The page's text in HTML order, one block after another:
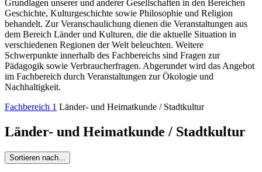
Grundlagen unserer und anderer Gesellschaften in den Bereichen
Geschichte, Kulturgeschichte sowie Philosophie und Religion
behandelt. Zur Veranschaulichung dienen die Veranstaltungen aus
dem Bereich Länder und Kulturen, die die aktuelle Situation in
verschiedenen Regionen der Welt beleuchten. Weitere
Schwerpunkte innerhalb des Fachbereichs sind Fragen zur
Pädagogik sowie Verbraucherfragen. Abgerundet wird das Angebot
im Fachbereich durch Veranstaltungen zur Ökologie und
Nachhaltigkeit.
Fachbereich 1 Länder- und Heimatkunde / Stadtkultur
Länder- und Heimatkunde / Stadtkultur
Sortieren nach...